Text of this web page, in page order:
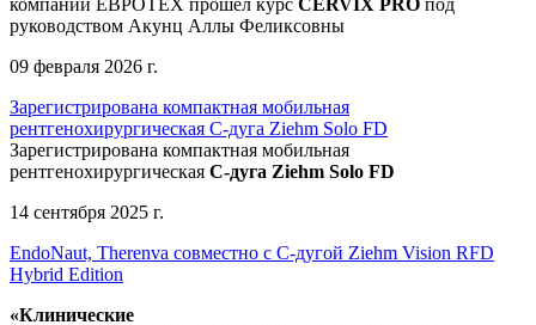
руководством Акунц Аллы Феликсовны
09 февраля 2026 г.
Зарегистрирована компактная мобильная
рентгенохирургическая С-дуга Ziehm Solo FD
Зарегистрирована компактная мобильная
рентгенохирургическая С-дуга Ziehm Solo FD
14 сентября 2025 г.
EndoNaut, Therenva совместно с С-дугой Ziehm Vision RFD
Hybrid Edition
«Клинические